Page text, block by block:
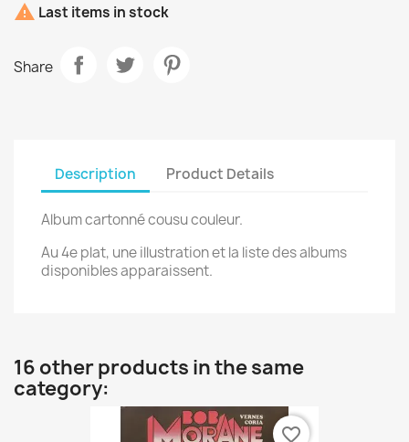
 Last items in stock
Share
Description Product Details
Album cartonné cousu couleur.
Au 4e plat, une illustration et la liste des albums
disponibles apparaissent.
16 other products in the same
category:
favorite_border